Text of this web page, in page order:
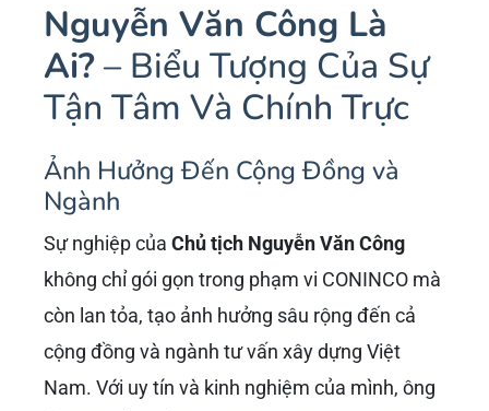
Nguyễn Văn Công Là
Ai?– Biểu Tượng Của Sự
Tận Tâm Và Chính Trực
Ảnh Hưởng Đến Cộng Đồng và
Ngành
Sự nghiệp của Chủ tịch Nguyễn Văn Công
không chỉ gói gọn trong phạm vi CONINCO mà
còn lan tỏa, tạo ảnh hưởng sâu rộng đến cả
cộng đồng và ngành tư vấn xây dựng Việt
Nam. Với uy tín và kinh nghiệm của mình, ông